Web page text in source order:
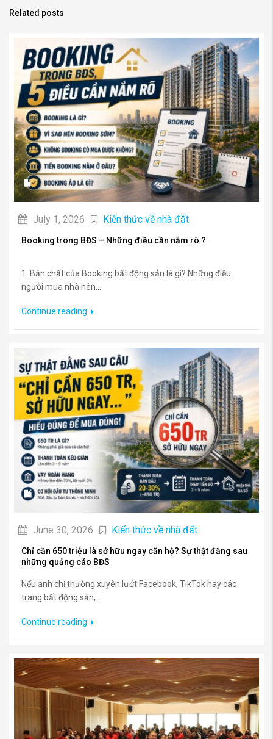
Related posts
July 1, 2026 Kiến thức về nhà đất
Booking trong BĐS – Những điều cần nắm rõ ?
1. Bản chất của Booking bất động sản là gì? Những điều
người mua nhà nên...
Continue reading
June 30, 2026 Kiến thức về nhà đất
Chỉ cần 650 triệu là sở hữu ngay căn hộ? Sự thật đằng sau
những quảng cáo BĐS
Nếu anh chị thường xuyên lướt Facebook, TikTok hay các
trang bất động sản,...
Continue reading